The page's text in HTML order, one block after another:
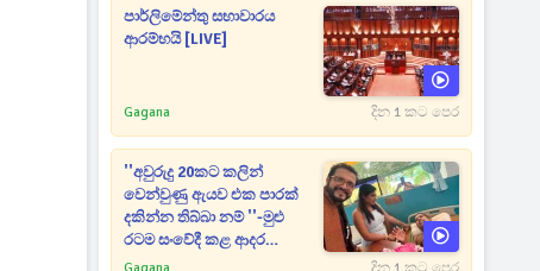
පාර්ලිමේන්තු සභාවාරය
ආරම්භයි [LIVE]
Gagana දින 1 කට පෙර
''අවුරුදු 20කට කලින්
වෙන්වුණු ඇයව එක පාරක්
දකින්න තිබ්බා නම් ''-මුළු
රටම සංවේදී කළ ආදර
අමරණීය මතකය